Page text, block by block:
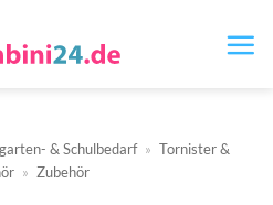
& Schulbedarf » Tornister &
» Zubehör